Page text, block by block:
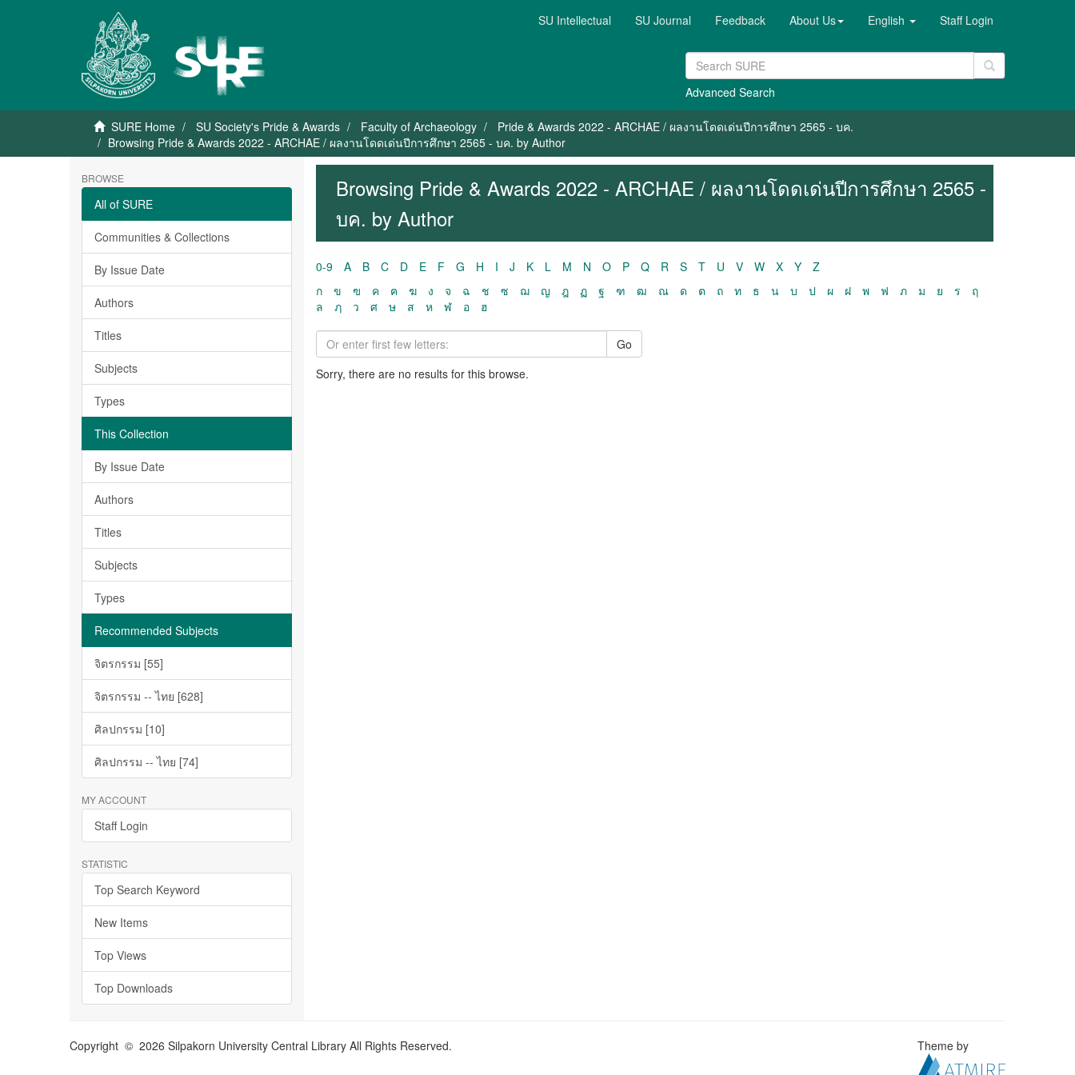
SU Intellectual SU Journal Feedback About Us English Staff Login
Advanced Search
SURE Home SU Society's Pride & Awards Faculty of Archaeology
Pride & Awards 2022 - ARCHAE / ผลงานโดดเด่นปีการศึกษา 2565 - บค.
Browsing Pride & Awards 2022 - ARCHAE / ผลงานโดดเด่นปีการศึกษา 2565 - บค. by Author
BROWSE
All of SURE
Communities & Collections
By Issue Date
Authors
Titles
Subjects
Types
This Collection
By Issue Date
Authors
Titles
Subjects
Types
Recommended Subjects
จิตรกรรม [55]
จิตรกรรม -- ไทย [628]
ศิลปกรรม [10]
ศิลปกรรม -- ไทย [74]
MY ACCOUNT
Staff Login
STATISTIC
Top Search Keyword
New Items
Top Views
Top Downloads
Browsing Pride & Awards 2022 - ARCHAE / ผลงานโดดเด่นปีการศึกษา 2565 -
บค. by Author
0-9 A B C D E F G H I J K L M N O P Q R S T U V W X Y
Z
ก
ข ฃ ค ฅ ฆ ง จ ฉ ช ซ ฌ ญ ฎ ฏ ฐ ฑ ฒ ณ ด ต ถ ท ธ น บ ป ผ ฝ พ ฟ ภ ม ย ร
ฤ
ล
ฦ ว ศ ษ ส ห ฬ อ ฮ
Go
Sorry, there are no results for this browse.
Copyright © 2026 Silpakorn University Central Library All Rights Reserved. Theme by